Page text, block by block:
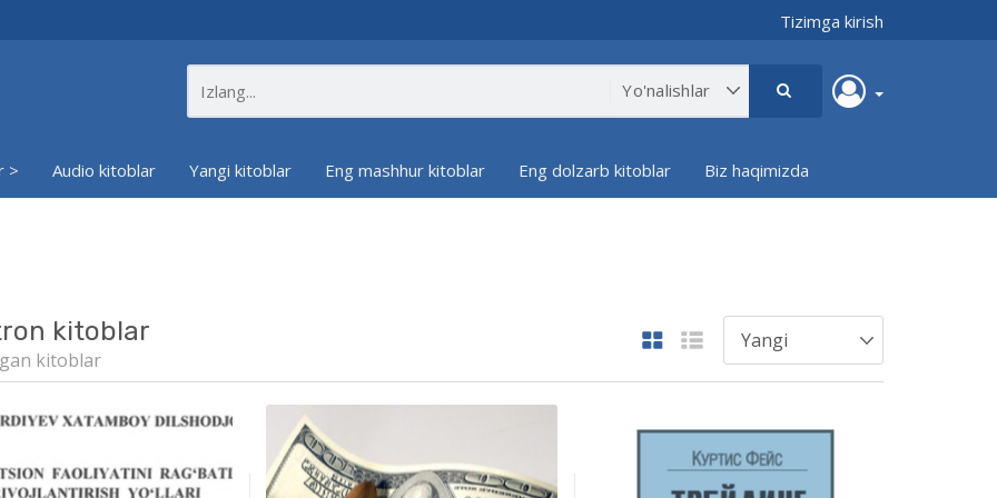
Tizimga kirish
> Audio kitoblar Yangi kitoblar Eng mashhur kitoblar Eng dolzarb kitoblar Biz haqimizda
kitoblar
kitoblar